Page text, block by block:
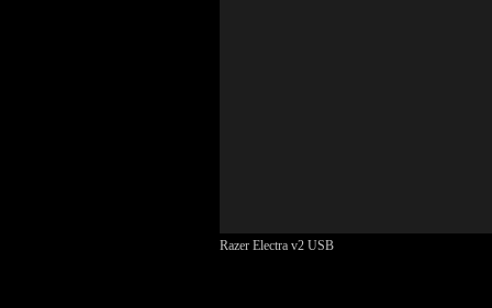
Razer Electra v2 USB